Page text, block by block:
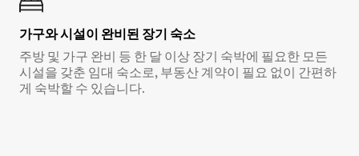
가구와 시설이 완비된 장기 숙소
주방 및 가구 완비 등 한 달 이상 장기 숙박에 필요한 모든
시설을 갖춘 임대 숙소로, 부동산 계약이 필요 없이 간편하
게 숙박할 수 있습니다.